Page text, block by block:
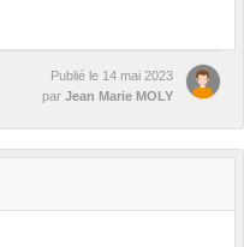
Publié le 14 mai 2023
par Jean Marie MOLY